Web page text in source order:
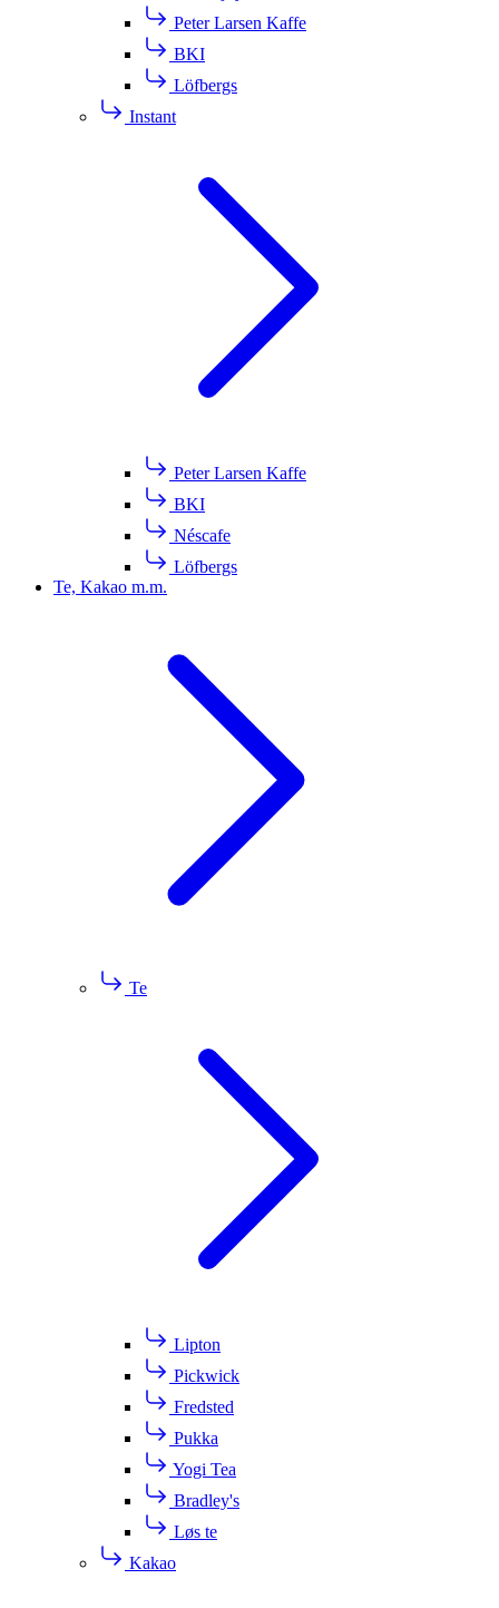
Peter Larsen Kaffe
BKI
Löfbergs
Instant
Peter Larsen Kaffe
BKI
Néscafe
Löfbergs
Te, Kakao m.m.
Te
Lipton
Pickwick
Fredsted
Pukka
Yogi Tea
Bradley's
Løs te
Kakao